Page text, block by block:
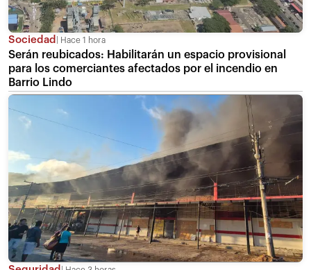
Sociedad Hace 1 hora
Serán reubicados: Habilitarán un espacio provisional
para los comerciantes afectados por el incendio en
Barrio Lindo